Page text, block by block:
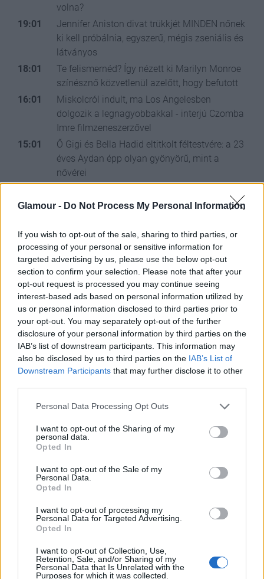
Glamour - Do Not Process My Personal Information
If you wish to opt-out of the sale, sharing to third parties, or
processing of your personal or sensitive information for
targeted advertising by us, please use the below opt-out
section to confirm your selection. Please note that after your
opt-out request is processed you may continue seeing
interest-based ads based on personal information utilized by
us or personal information disclosed to third parties prior to
your opt-out. You may separately opt-out of the further
disclosure of your personal information by third parties on the
IAB’s list of downstream participants. This information may
also be disclosed by us to third parties on the IAB’s List of
Downstream Participants that may further disclose it to other
Please note that this website/app uses one or more Google
not limited to your visit or usage behaviour. You may click to
grant or deny consent to Google and its third-party tags to
use your data for below specified purposes in below Google
consent section.
Personal Data Processing Opt Outs
I want to opt-out of the Sharing of my
personal data.
Opted In
I want to opt-out of the Sale of my
Personal Data.
Opted In
I want to opt-out of processing my
Personal Data for Targeted Advertising.
Opted In
I want to opt-out of Collection, Use,
Retention, Sale, and/or Sharing of my
Personal Data that Is Unrelated with the
Purposes for which it was collected.
volna?
19:01
Jennifer Aniston divat trükkjét MINDEN nőnek
ki kell próbálnia, egyszerű, mégis zseniális és
látványos
18:01
Te felismernéd? Így nézett ki Marilyn Monroe
színésznő közvetlenül azelőtt, hogy befutott
16:01
Miskolcról indult, ma Los Angelesben
dolgozik a legnagyobbakkal - interjú Czomba
Imre filmzeneszerzővel
15:01
Ő Gigi és Bella Hadid eltitkolt féltestvére: a 23
éves Aydan épp olyan gyönyörű, mint a
nővérei
elképesztő fotósorozat készült a 38 éves
13:52
Sima bőr. Magabiztos megjelenés.
Szőrtelenítés új szinten. Több mint
szőrtelenítés – élmény minden érintésben
13:32
A Z
generáció fele 45 évesen nyugdíjba akar
menni: és ezért járnak majd sikerrel
Megnéztük A
szolgálólány meséje záróévadát és ezt
gondoljuk a befejezésről
13:01
Carrie Bradshaw esküvői ruhájának igaz
története, amit csak nagyon kevesen